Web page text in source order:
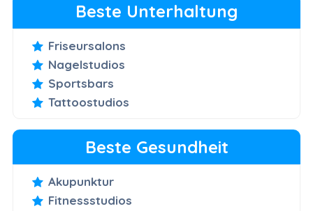
Beste Unterhaltung
Friseursalons
Nagelstudios
Sportsbars
Tattoostudios
Beste Gesundheit
Akupunktur
Fitnessstudios